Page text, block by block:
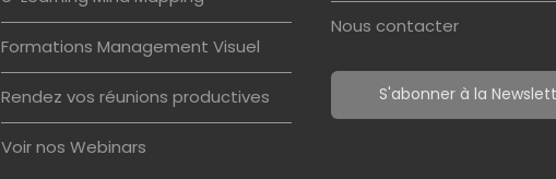
Rendez vos réunions productives
Voir nos Webinars
S'abonner à la